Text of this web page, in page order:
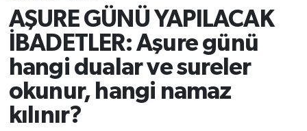
AŞURE GÜNÜ YAPILACAK
İBADETLER: Aşure günü
hangi dualar ve sureler
okunur, hangi namaz
kılınır?
Eğitim
Sağlık
Teknoloji
Kültür - Sanat
Tüm Manşetler
Son Dakika Haberleri
Haber Arşivi